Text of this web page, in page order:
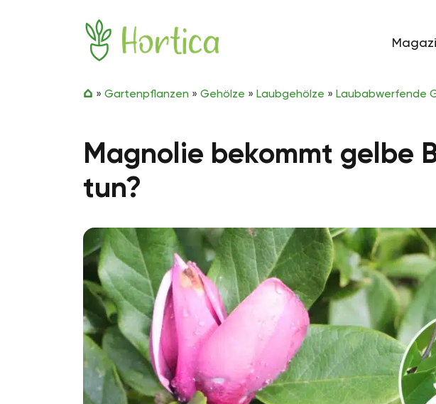
» Gartenpflanzen » Gehölze » Laubgehölze » Laubabwerfende
Magnolie bekommt gelbe
tun?